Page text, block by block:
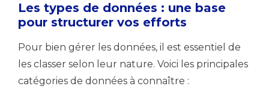
Les types de données : une base
pour structurer vos efforts
Pour bien gérer les données, il est essentiel de
les classer selon leur nature. Voici les principales
catégories de données à connaître :